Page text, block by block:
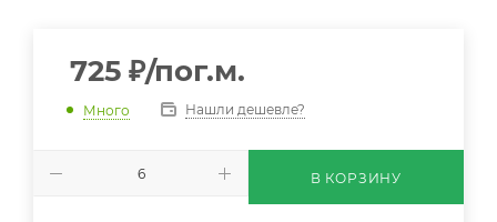
725 ₽/пог.м.
Много Нашли дешевле?
В КОРЗИНУ